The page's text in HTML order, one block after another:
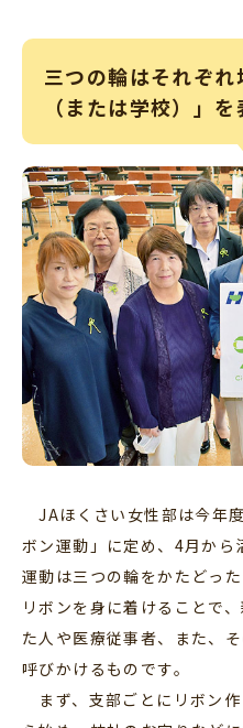
三つの輪はそれぞ
（または学校）」
JAほくさい女性部は今年
ボン運動」に定め、4月から
運動は三つの輪をかたどっ
リボンを身に着けることで
た人や医療従事者、また、
呼びかけるものです。
まず、支部ごとにリボン